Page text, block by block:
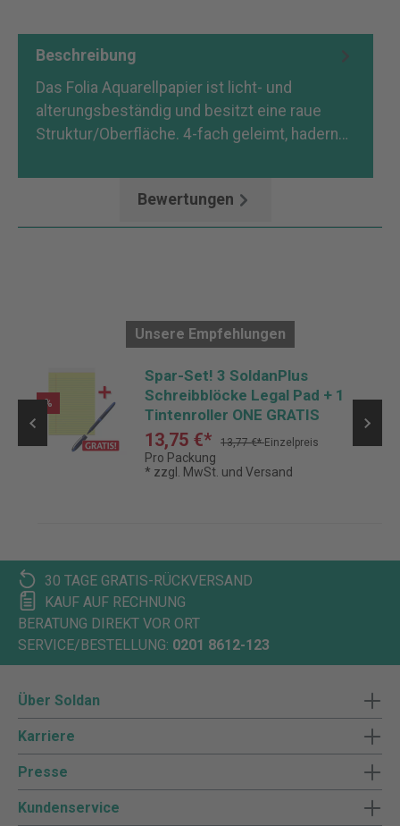
Beschreibung
Das Folia Aquarellpapier ist licht- und
alterungsbeständig und besitzt eine raue
Struktur/Oberfläche. 4-fach geleimt, hadern…
Bewertungen
Unsere Empfehlungen
%
Spar-Set! 3 SoldanPlus
Schreibblöcke Legal Pad + 1
Tintenroller ONE GRATIS
13,75 €* 13,77 €*Einzelpreis
Pro Packung
* zzgl. MwSt. und Versand
30 TAGE GRATIS-RÜCKVERSAND
KAUF AUF RECHNUNG
BERATUNG DIREKT VOR ORT
SERVICE/BESTELLUNG: 0201 8612-123
Über Soldan
Karriere
Presse
Kundenservice